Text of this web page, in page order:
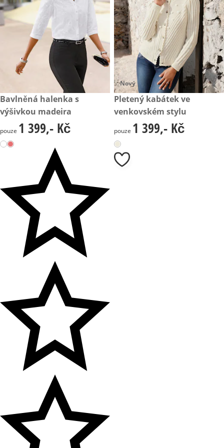
1 399,- Kč
Bavlněná halenka s
výšivkou madeira
1 399,- Kč
pouze 1 399,- Kč
Nový
1 399,- Kč
Pletený kabátek ve
venkovském stylu
1 399,- Kč
pouze 1 399,- Kč